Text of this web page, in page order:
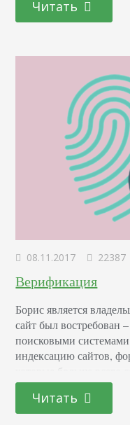
здесь часто ищут
Заполнил профиль,
Читать
08.11.2017 22387
Верификация
Борис является
сайт был востребован
поисковыми
индексацию сайтов,
которые больше всего
поисковому индексу.
которые
информацию о том, как
Читать